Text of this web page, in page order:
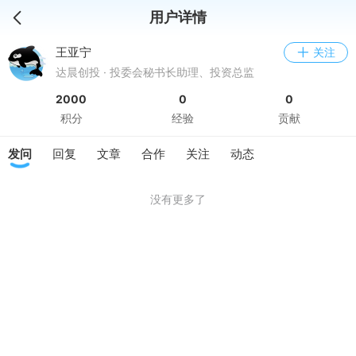
用户详情
王亚宁
关注
达晨创投 · 投委会秘书长助理、投资总监
2000
积分
0
经验
0
贡献
发问 回复 文章 合作 关注 动态
没有更多了